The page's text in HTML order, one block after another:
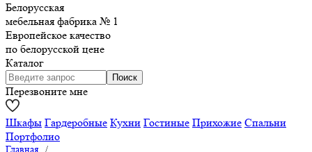
Белорусская
мебельная фабрика № 1
Европейское качество
по белорусской цене
Каталог
Перезвоните мне
Шкафы Гардеробные Кухни Гостиные Прихожие Спальни
Портфолио
Главная /